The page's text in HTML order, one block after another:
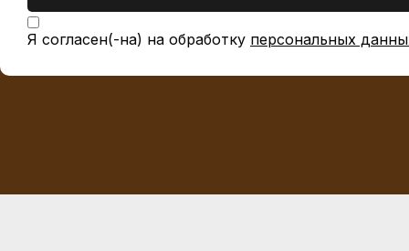
Я согласен(-на) на обработку персональных